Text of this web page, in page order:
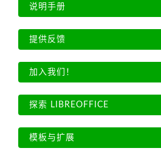
说明手册
提供反馈
加入我们！
探索 LIBREOFFICE
模板与扩展